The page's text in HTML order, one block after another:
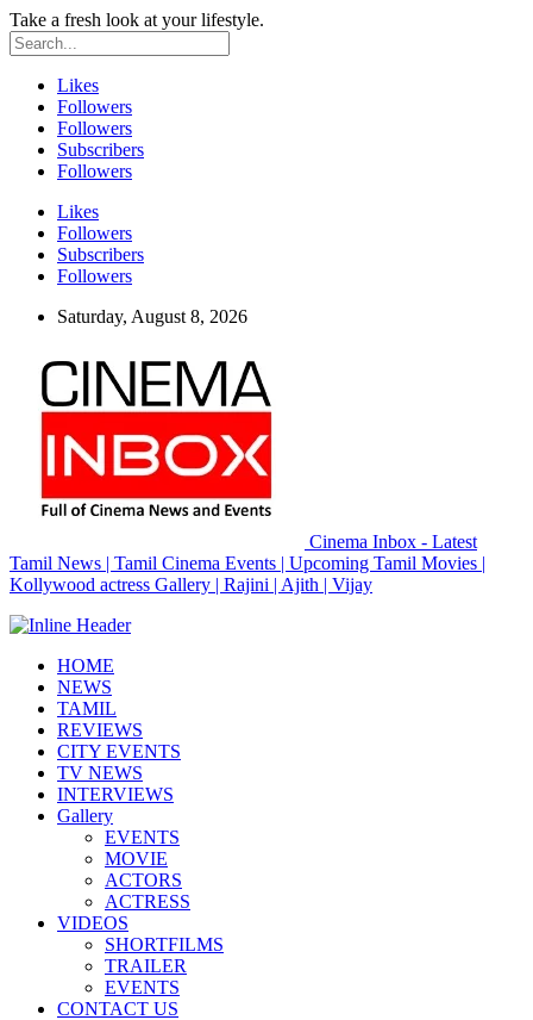
Take a fresh look at your lifestyle.
Likes
Followers
Followers
Subscribers
Followers
Likes
Followers
Subscribers
Followers
Saturday, August 8, 2026
Cinema Inbox - Latest
Tamil News | Tamil Cinema Events | Upcoming Tamil Movies |
Kollywood actress Gallery | Rajini | Ajith | Vijay
HOME
NEWS
TAMIL
REVIEWS
CITY EVENTS
TV NEWS
INTERVIEWS
Gallery
EVENTS
MOVIE
ACTORS
ACTRESS
VIDEOS
SHORTFILMS
TRAILER
EVENTS
CONTACT US